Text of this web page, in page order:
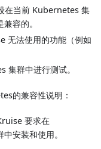
在当前 Kubernetes 集
容的。
无法使用的功能（例如
群中进行测试。
的兼容性说明：
要求在
安装和使用。